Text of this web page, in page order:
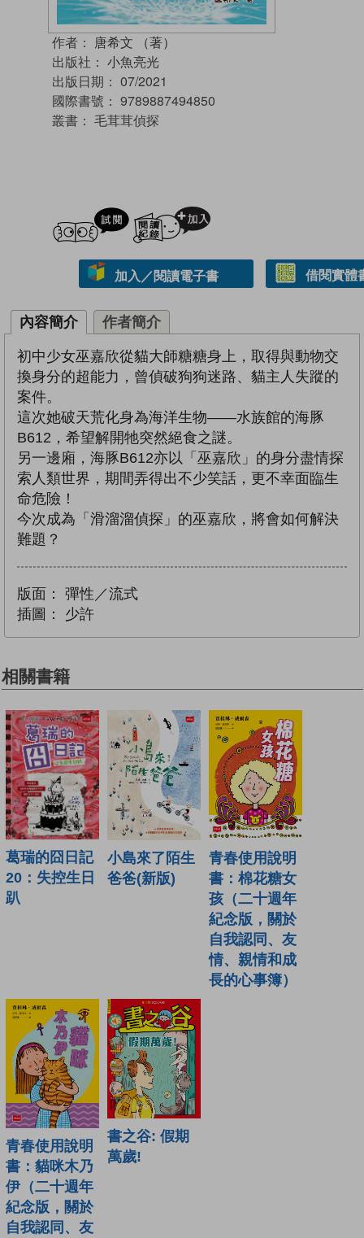
作者： 唐希文 （著）
出版社： 小魚亮光
出版日期： 07/2021
國際書號： 9789887494850
叢書： 毛茸茸偵探
試閲
加入／閱讀電子書 借閱實體
內容簡介 作者簡介
初中少女巫嘉欣從貓大師糖糖身上，取得與動物交
換身分的超能力，曾偵破狗狗迷路、貓主人失蹤的
案件。
這次她破天荒化身為海洋生物——水族館的海豚
B612，希望解開牠突然絕食之謎。
另一邊廂，海豚B612亦以「巫嘉欣」的身分盡情探
索人類世界，期間弄得出不少笑話，更不幸面臨生
命危險！
今次成為「滑溜溜偵探」的巫嘉欣，將會如何解決
難題？
版面：
彈性／流式
插圖：
少許
相關書籍
葛瑞的囧日記
20：失控生日
趴
小島來了陌生
爸爸(新版)
青春使用說明
書：棉花糖女
孩（二十週年
紀念版，關於
自我認同、友
情、親情和成
長的心事簿）
青春使用說明
書：貓咪木乃
伊（二十週年
紀念版，關於
自我認同、友
書之谷: 假期
萬歲!